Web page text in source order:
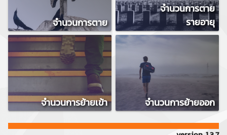
จำนวนการตาย
จำนวนการตาย
รายอายุ
จำนวนการย้ายเข้า จำนวนการย้ายออก